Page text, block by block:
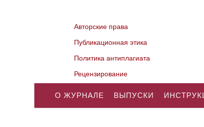
Авторские права
Публикационная этика
Политика антиплагиата
Рецензирование
О ЖУРНАЛЕ ВЫПУСКИ